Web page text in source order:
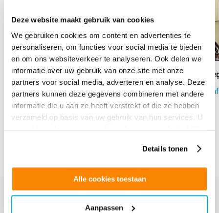
Deze website maakt gebruik van cookies
We gebruiken cookies om content en advertenties te
personaliseren, om functies voor social media te bieden
en om ons websiteverkeer te analyseren. Ook delen we
informatie over uw gebruik van onze site met onze
partners voor social media, adverteren en analyse. Deze
partners kunnen deze gegevens combineren met andere
informatie die u aan ze heeft verstrekt of die ze hebben
verzameld op basis van uw gebruik van hun services. U
Details tonen
Alle cookies toestaan
Aanpassen
Anti-Graffiti Plus 4 Glasfolie
Vanaf:€ 60.80